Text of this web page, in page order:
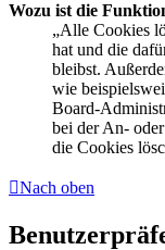
Wozu ist die
„Alle Cookies
hat und die
bleibst.
wie
Board-
bei der An-
die Cookies
Nach oben